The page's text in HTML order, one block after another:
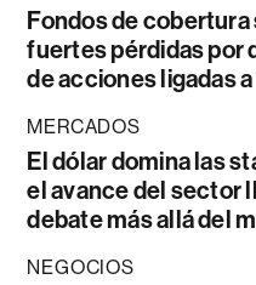
Fondos de
fuertes pérdidas por
de acciones ligadas a
MERCADOS
El dólar domina las
el avance del sector
debate más allá del
NEGOCIOS